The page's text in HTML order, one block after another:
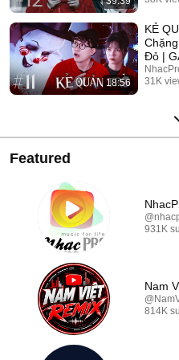
18:56
KẺ
Đỏ |
ĐẠO ||
31K
Featured
931K
Nam
814K